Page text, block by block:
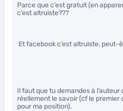
Parce que c’est gratuit (en
c’est altruiste???
Et facebook c’est altruiste, peut-
Il faut que tu demandes à l’auteur
réellement le savoir (cf le premier
pour ma position).